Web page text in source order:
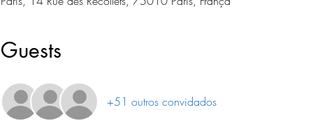
Guests
+51 outros convidados